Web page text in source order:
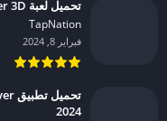
تحميل لعبة American Sniper 3D مهكرة للاندرويد 2024
TapNation‏
فبراير 8, 2024
2024